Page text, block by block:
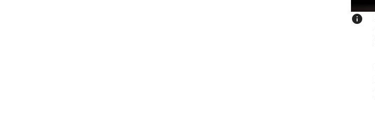
info